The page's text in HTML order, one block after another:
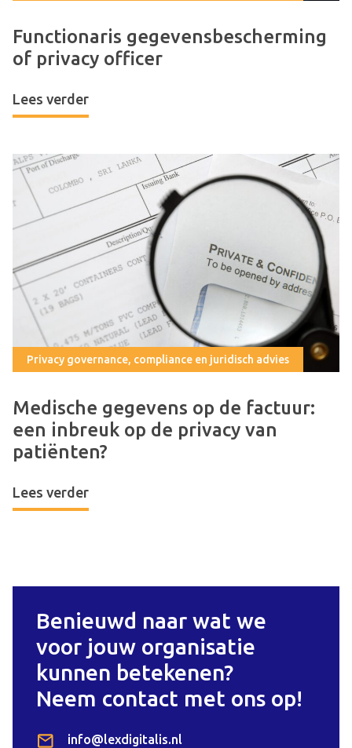
Functionaris gegevensbescherming
of privacy officer
Lees verder
Privacy governance, compliance en juridisch advies
Medische gegevens op de factuur:
een inbreuk op de privacy van
patiënten?
Lees verder
Benieuwd naar wat we
voor jouw organisatie
kunnen betekenen?
Neem contact met ons op!
info@lexdigitalis.nl